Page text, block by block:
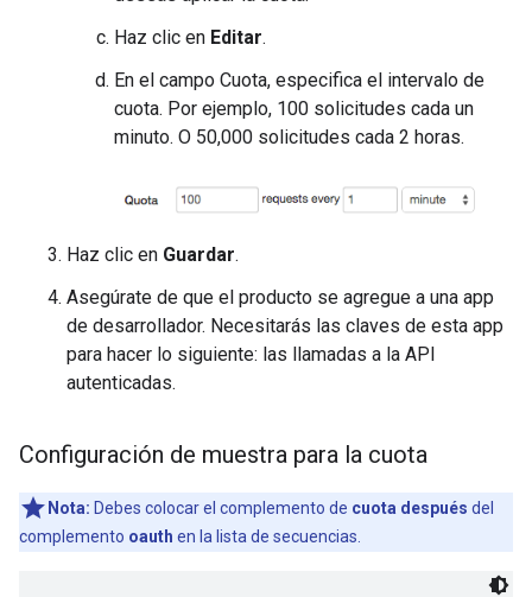
Haz clic en Editar.
En el campo Cuota, especifica el intervalo de
cuota. Por ejemplo, 100 solicitudes cada un
minuto. O 50,000 solicitudes cada 2 horas.
Haz clic en Guardar.
Asegúrate de que el producto se agregue a una app
de desarrollador. Necesitarás las claves de esta app
para hacer lo siguiente: las llamadas a la API
autenticadas.
Configuración de muestra para la cuota
Nota: Debes colocar el complemento de cuota después del
complemento oauth en la lista de secuencias.